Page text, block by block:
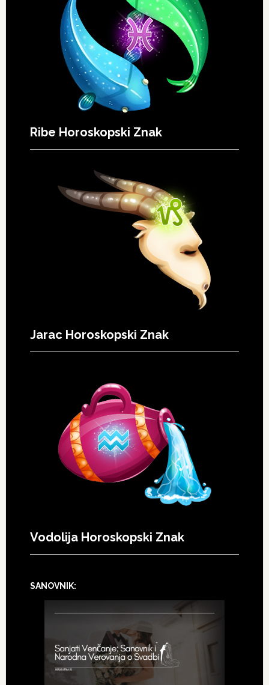
Ribe Horoskopski Znak
Jarac Horoskopski Znak
Vodolija Horoskopski Znak
SANOVNIK: